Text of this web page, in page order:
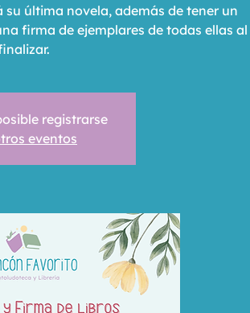
última novela, además de tener un
firma de ejemplares de todas ellas al
registrarse
eventos